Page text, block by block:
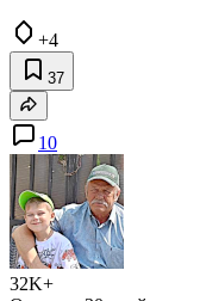
+4
37
10
32K+